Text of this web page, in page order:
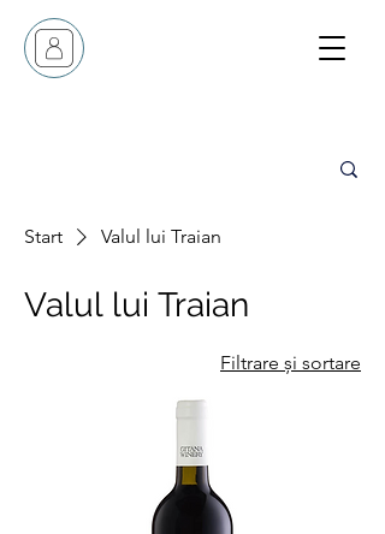
Start Valul lui Traian
Valul lui Traian
Filtrare și sortare